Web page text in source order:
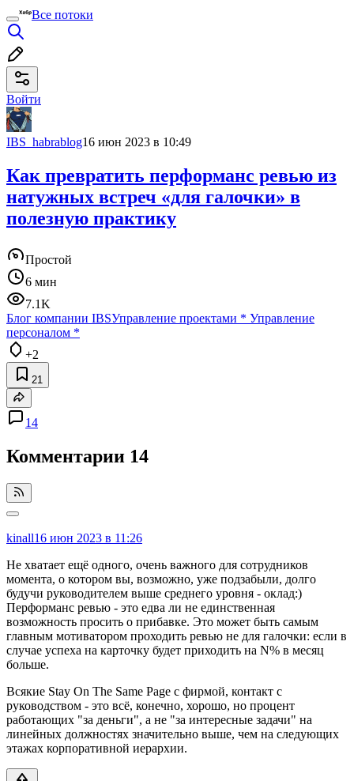
Все потоки
Войти
IBS_habrablog16 июн 2023 в 10:49
Как превратить перформанс ревью из
натужных встреч «для галочки» в
полезную практику
Простой
6 мин
7.1K
Блог компании IBSУправление проектами * Управление
персоналом *
+2
21
14
Комментарии 14
kinall16 июн 2023 в 11:26
Не хватает ещё одного, очень важного для сотрудников
момента, о котором вы, возможно, уже подзабыли, долго
будучи руководителем выше среднего уровня - оклад:)
Перформанс ревью - это едва ли не единственная
возможность просить о прибавке. Это может быть самым
главным мотиватором проходить ревью не для галочки: если в
случае успеха на карточку будет приходить на N% в месяц
больше.
Всякие Stay On The Same Page с фирмой, контакт с
руководством - это всё, конечно, хорошо, но процент
работающих "за деньги", а не "за интересные задачи" на
линейных должностях значительно выше, чем на следующих
этажах корпоративной иерархии.